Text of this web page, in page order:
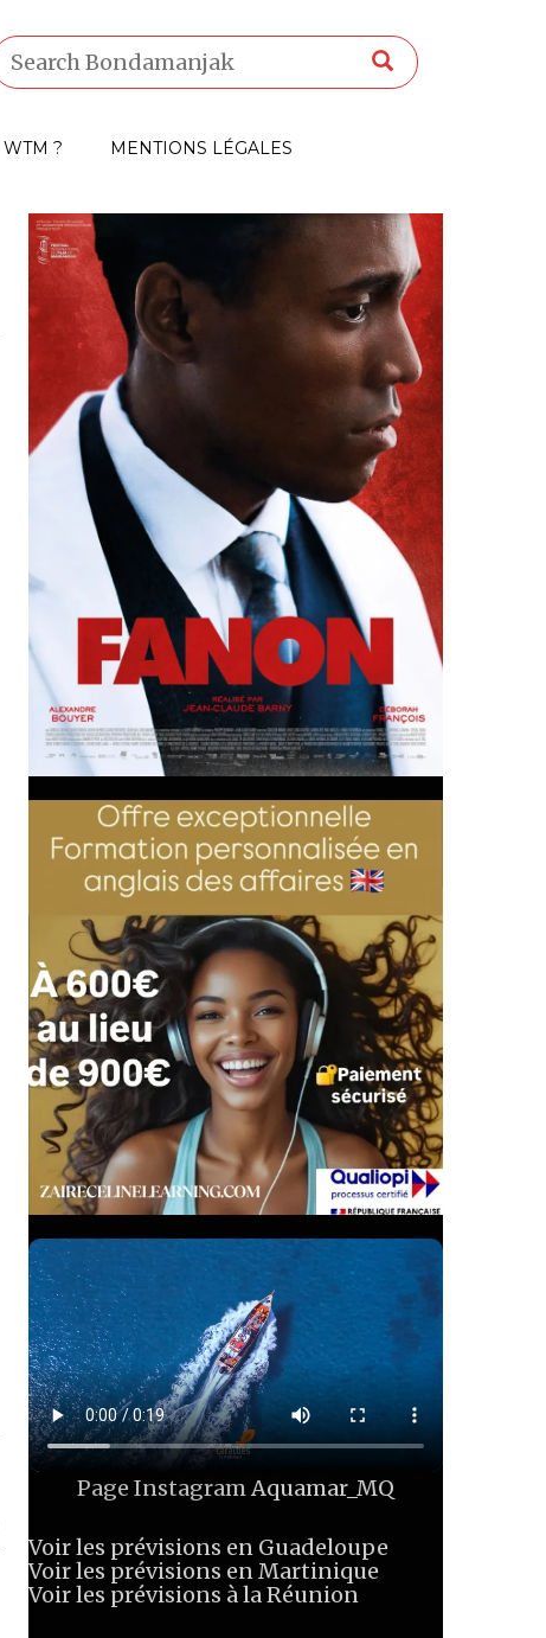
WTM ? MENTIONS LÉGALES
Page InstagramAquamar_MQ
Voir les prévisions en Guadeloupe
Voir les prévisions en Martinique
Voir les prévisions à la Réunion